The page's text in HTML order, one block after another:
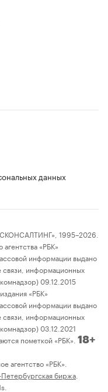
данных
1995–2026.
«РБК»
информации выдано
информационных
09.12.2015
«РБК»
информации выдано
информационных
03.12.2021
пометкой «РБК». 18+
агентство «РБК».
биржа